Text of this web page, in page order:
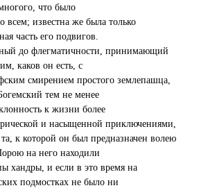
что было
всем; известна же была только
часть его подвигов.
до флегматичности, принимающий
каков он есть, с
смирением простого землепашца,
тем не менее
к жизни более
и насыщенной приключениями,
к которой он был предназначен волею
на него находили
хандры, и если в это время на
подмостках не было ни